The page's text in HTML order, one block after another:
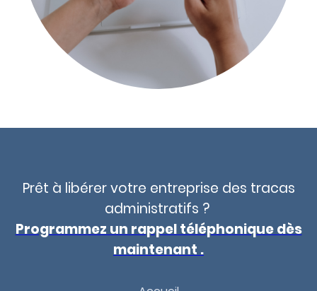
Prêt à libérer votre entreprise des tracas
administratifs ?
Programmez un rappel téléphonique dès
maintenant .